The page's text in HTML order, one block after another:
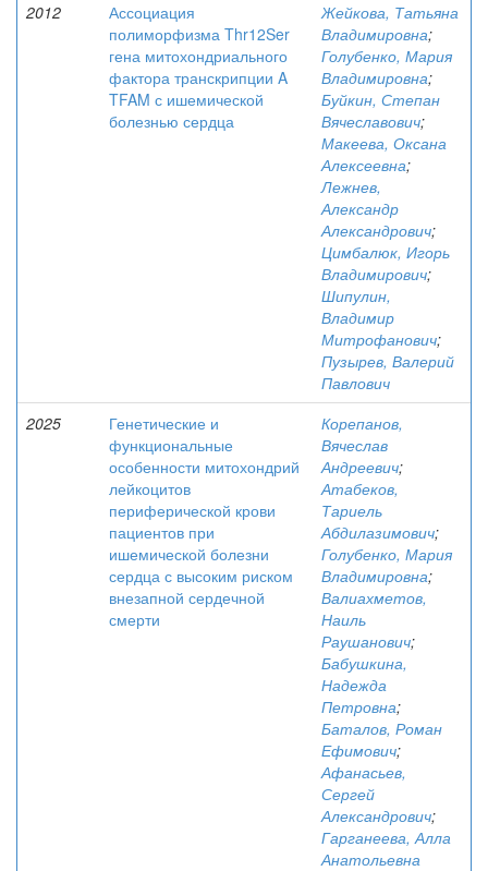
2012
Ассоциация
полиморфизма Thr12Ser
гена митохондриального
фактора транскрипции A
TFAM с ишемической
болезнью сердца
Жейкова, Татьяна
Владимировна;
Голубенко, Мария
Владимировна;
Буйкин, Степан
Вячеславович;
Макеева, Оксана
Алексеевна;
Лежнев,
Александр
Александрович;
Цимбалюк, Игорь
Владимирович;
Шипулин,
Владимир
Митрофанович;
Пузырев, Валерий
Павлович
2025
Генетические и
функциональные
особенности митохондрий
лейкоцитов
периферической крови
пациентов при
ишемической болезни
сердца с высоким риском
внезапной сердечной
смерти
Корепанов,
Вячеслав
Андреевич;
Атабеков,
Тариель
Абдилазимович;
Голубенко, Мария
Владимировна;
Валиахметов,
Наиль
Раушанович;
Бабушкина,
Надежда
Петровна;
Баталов, Роман
Ефимович;
Афанасьев,
Сергей
Александрович;
Гарганеева, Алла
Анатольевна